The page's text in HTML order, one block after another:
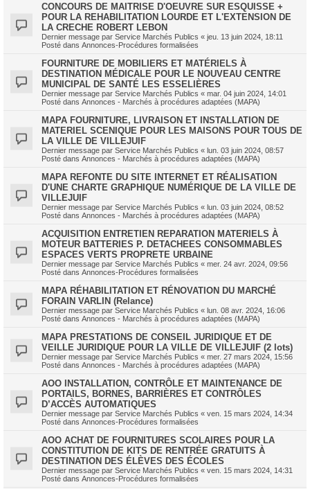
CONCOURS DE MAITRISE D'OEUVRE SUR ESQUISSE +
POUR LA REHABILITATION LOURDE ET L'EXTENSION DE
LA CRECHE ROBERT LEBON
Dernier message par Service Marchés Publics « jeu. 13 juin 2024, 18:11
Posté dans Annonces-Procédures formalisées
FOURNITURE DE MOBILIERS ET MATÉRIELS À
DESTINATION MÉDICALE POUR LE NOUVEAU CENTRE
MUNICIPAL DE SANTÉ LES ESSELIÈRES
Dernier message par Service Marchés Publics « mar. 04 juin 2024, 14:01
Posté dans Annonces - Marchés à procédures adaptées (MAPA)
MAPA FOURNITURE, LIVRAISON ET INSTALLATION DE
MATERIEL SCENIQUE POUR LES MAISONS POUR TOUS DE
LA VILLE DE VILLEJUIF
Dernier message par Service Marchés Publics « lun. 03 juin 2024, 08:57
Posté dans Annonces - Marchés à procédures adaptées (MAPA)
MAPA REFONTE DU SITE INTERNET ET RÉALISATION
D'UNE CHARTE GRAPHIQUE NUMÉRIQUE DE LA VILLE DE
VILLEJUIF
Dernier message par Service Marchés Publics « lun. 03 juin 2024, 08:52
Posté dans Annonces - Marchés à procédures adaptées (MAPA)
ACQUISITION ENTRETIEN REPARATION MATERIELS À
MOTEUR BATTERIES P. DETACHEES CONSOMMABLES
ESPACES VERTS PROPRETE URBAINE
Dernier message par Service Marchés Publics « mer. 24 avr. 2024, 09:56
Posté dans Annonces-Procédures formalisées
MAPA RÉHABILITATION ET RÉNOVATION DU MARCHÉ
FORAIN VARLIN (Relance)
Dernier message par Service Marchés Publics « lun. 08 avr. 2024, 16:06
Posté dans Annonces - Marchés à procédures adaptées (MAPA)
MAPA PRESTATIONS DE CONSEIL JURIDIQUE ET DE
VEILLE JURIDIQUE POUR LA VILLE DE VILLEJUIF (2 lots)
Dernier message par Service Marchés Publics « mer. 27 mars 2024, 15:56
Posté dans Annonces - Marchés à procédures adaptées (MAPA)
AOO INSTALLATION, CONTRÔLE ET MAINTENANCE DE
PORTAILS, BORNES, BARRIÈRES ET CONTRÔLES
D’ACCÈS AUTOMATIQUES
Dernier message par Service Marchés Publics « ven. 15 mars 2024, 14:34
Posté dans Annonces-Procédures formalisées
AOO ACHAT DE FOURNITURES SCOLAIRES POUR LA
CONSTITUTION DE KITS DE RENTRÉE GRATUITS À
DESTINATION DES ÉLÈVES DES ÉCOLES
Dernier message par Service Marchés Publics « ven. 15 mars 2024, 14:31
Posté dans Annonces-Procédures formalisées